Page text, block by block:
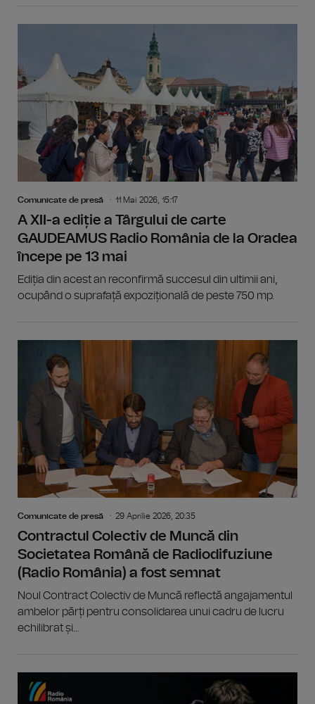
Comunicate de presă 11 Mai 2026, 15:17
A XII-a ediție a Târgului de carte
GAUDEAMUS Radio România de la Oradea
începe pe 13 mai
Ediția din acest an reconfirmă succesul din ultimii ani,
ocupând o suprafață expozițională de peste 750 mp.
Comunicate de presă 29 Aprilie 2026, 20:35
Contractul Colectiv de Muncă din
Societatea Română de Radiodifuziune
(Radio România) a fost semnat
Noul Contract Colectiv de Muncă reflectă angajamentul
ambelor părți pentru consolidarea unui cadru de lucru
echilibrat și...